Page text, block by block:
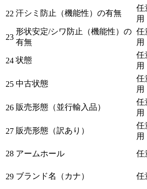
22 汗シミ防止（機能性）の有無
任
用
23
形状安定/シワ防止（機能性）の
有無
任
用
24 状態
任
用
25 中古状態
任
用
26 販売形態（並行輸入品）
任
用
27 販売形態（訳あり）
任
用
28 アームホール 任
29 ブランド名（カナ） 任